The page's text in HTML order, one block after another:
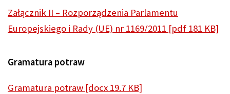
Załącznik II – Rozporządzenia Parlamentu
Europejskiego i Rady (UE) nr 1169/2011 [pdf 181 KB]
Gramatura potraw
Gramatura potraw [docx 19.7 KB]